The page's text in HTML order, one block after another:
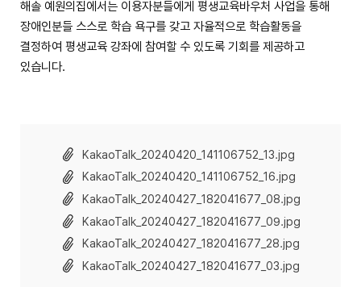
해솔 예원의집에서는 이용자분들에게 평생교육바우처 사업을 통해
장애인분들 스스로 학습 욕구를 갖고 자율적으로 학습활동을
결정하여 평생교육 강좌에 참여할 수 있도록 기회를 제공하고
있습니다.
KakaoTalk_20240420_141106752_13.jpg
KakaoTalk_20240420_141106752_16.jpg
KakaoTalk_20240427_182041677_08.jpg
KakaoTalk_20240427_182041677_09.jpg
KakaoTalk_20240427_182041677_28.jpg
KakaoTalk_20240427_182041677_03.jpg